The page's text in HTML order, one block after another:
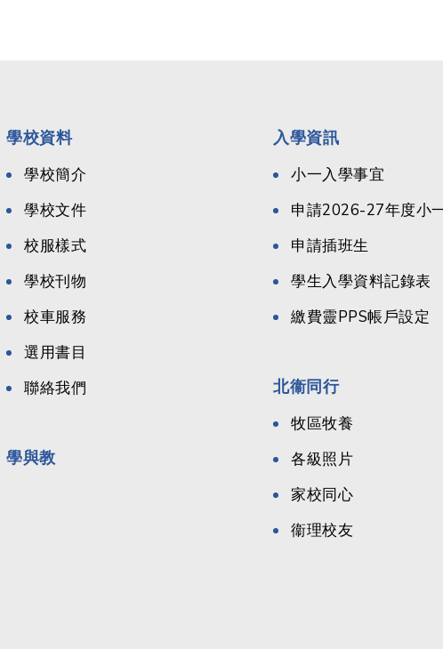
學校資料
學校簡介
學校文件
校服樣式
學校刊物
校車服務
選用書目
聯絡我們
學與教
入學資訊
小一入學事宜
申請2026-27年度小
申請插班生
學生入學資料記錄表
繳費靈PPS帳戶設定
北衞同行
牧區牧養
各級照片
家校同心
衞理校友